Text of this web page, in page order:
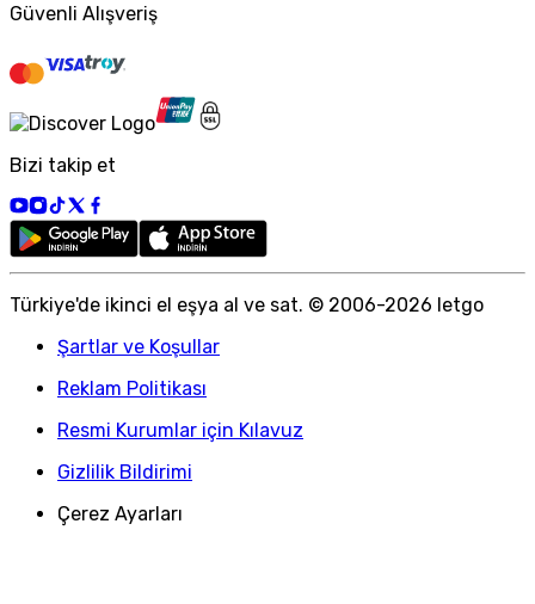
Güvenli Alışveriş
Bizi takip et
Türkiye'de ikinci el eşya al ve sat. © 2006-2026 letgo
Şartlar ve Koşullar
Reklam Politikası
Resmi Kurumlar için Kılavuz
Gizlilik Bildirimi
Çerez Ayarları